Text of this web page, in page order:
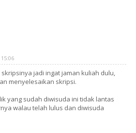
jadi ingat jaman kuliah dulu,
menyelesaikan skripsi.
yang sudah diwisuda ini tidak lantas
walau telah lulus dan diwisuda